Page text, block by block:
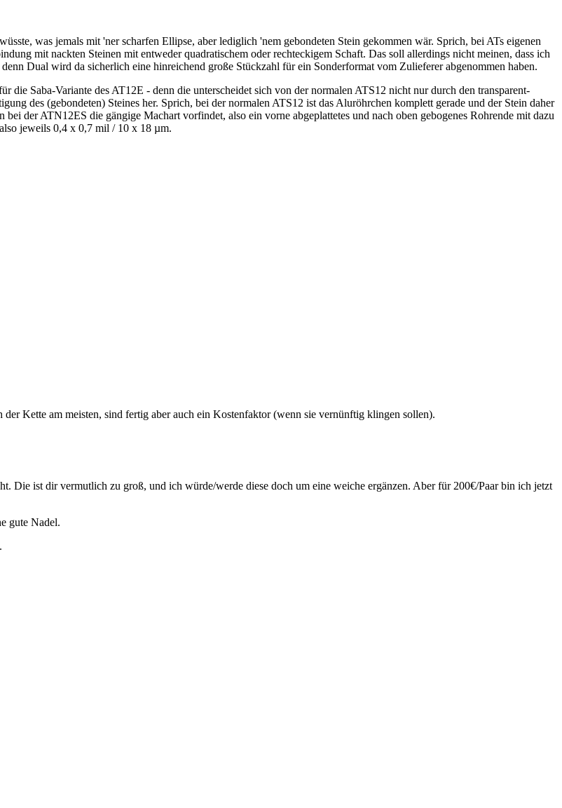
was jemals mit 'ner scharfen Ellipse, aber lediglich 'nem gebondeten Stein gekommen wär. Sprich, bei ATs eigenen
mit nackten Steinen mit entweder quadratischem oder rechteckigem Schaft. Das soll allerdings nicht meinen, dass ich
Dual wird da sicherlich eine hinreichend große Stückzahl für ein Sonderformat vom Zulieferer abgenommen haben.
die Saba-Variante des AT12E - denn die unterscheidet sich von der normalen ATS12 nicht nur durch den transparent-
des (gebondeten) Steines her. Sprich, bei der normalen ATS12 ist das Aluröhrchen komplett gerade und der Stein daher
der ATN12ES die gängige Machart vorfindet, also ein vorne abgeplattetes und nach oben gebogenes Rohrende mit dazu
jeweils 0,4 x 0,7 mil / 10 x 18 µm.
Kette am meisten, sind fertig aber auch ein Kostenfaktor (wenn sie vernünftig klingen sollen).
Die ist dir vermutlich zu groß, und ich würde/werde diese doch um eine weiche ergänzen. Aber für 200€/Paar bin ich jetzt
gute Nadel.